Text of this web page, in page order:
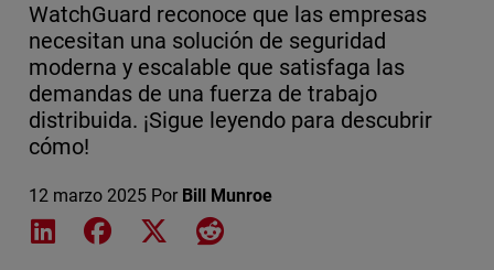
WatchGuard reconoce que las empresas
necesitan una solución de seguridad
moderna y escalable que satisfaga las
demandas de una fuerza de trabajo
distribuida. ¡Sigue leyendo para descubrir
cómo!
12 marzo 2025 Por Bill Munroe
Share on LinkedIn
Share on Facebook
Share on XShare on Reddit